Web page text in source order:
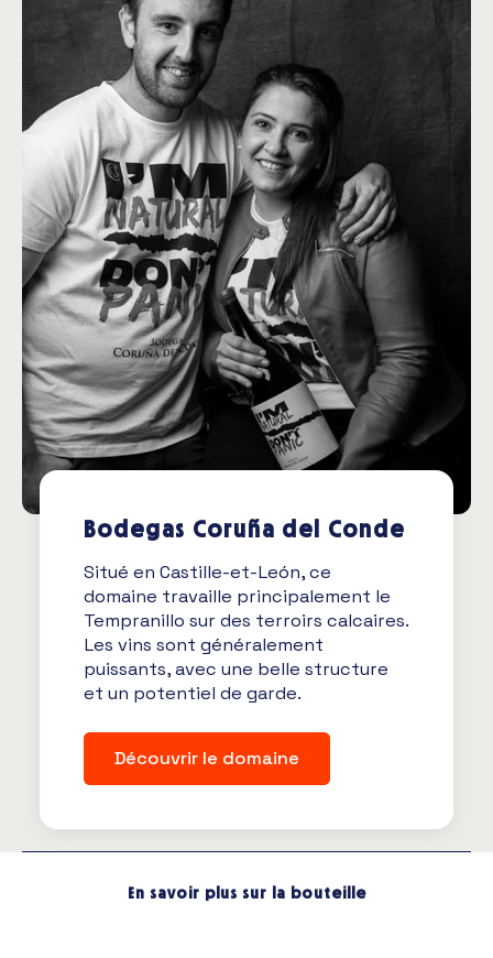
Bodegas Coruña del Conde
Situé en Castille-et-León, ce
domaine travaille principalement le
Tempranillo sur des terroirs calcaires.
Les vins sont généralement
puissants, avec une belle structure
et un potentiel de garde.
Découvrir le domaine
En savoir plus sur la bouteille